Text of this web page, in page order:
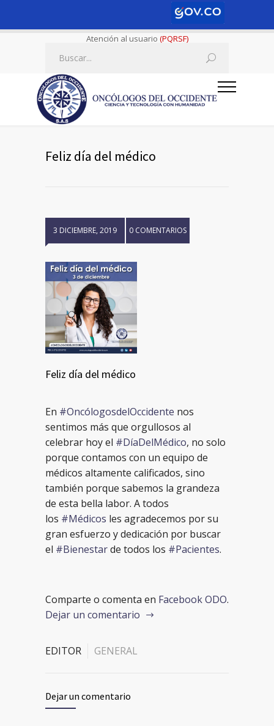
Atención al usuario (PQRSF)
Feliz día del médico
3 DICIEMBRE, 2019 0 COMENTARIOS
Feliz día del médico
En #OncólogosdelOccidente nos
sentimos más que orgullosos al
celebrar hoy el #DíaDelMédico, no solo
porque contamos con un equipo de
médicos altamente calificados, sino
también porque sabemos la grandeza
de esta bella labor. A todos
los #Médicos les agradecemos por su
gran esfuerzo y dedicación por buscar
el #Bienestarde todos los #Pacientes.
Comparte o comenta en Facebook ODO.
Dejar un comentario
EDITOR GENERAL
Dejar un comentario